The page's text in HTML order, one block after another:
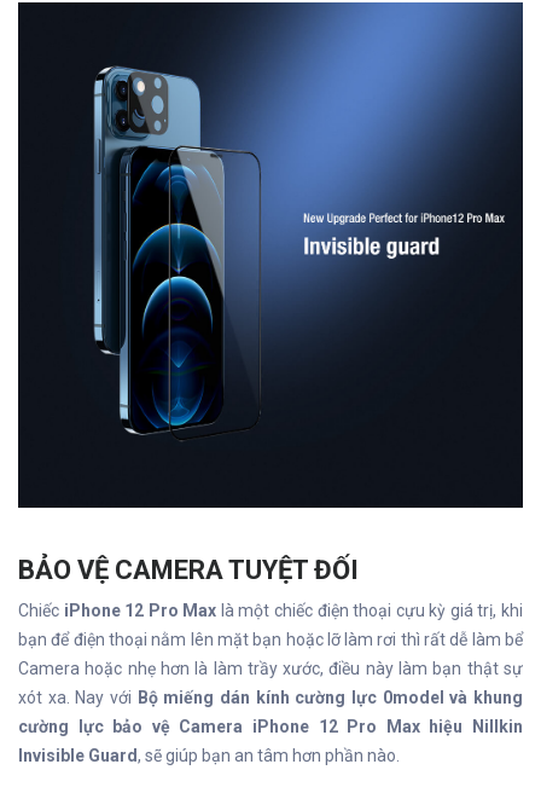
BẢO VỆ CAMERA TUYỆT ĐỐI
Chiếc iPhone 12 Pro Max là một chiếc điện thoại cựu kỳ giá trị, khi
bạn để điện thoại nằm lên mặt bạn hoặc lỡ làm rơi thì rất dễ làm bể
Camera hoặc nhẹ hơn là làm trầy xước, điều này làm bạn thật sự
xót xa. Nay với Bộ miếng dán kính cường lực 0model và khung
cường lực bảo vệ Camera iPhone 12 Pro Max hiệu Nillkin
Invisible Guard, sẽ giúp bạn an tâm hơn phần nào.